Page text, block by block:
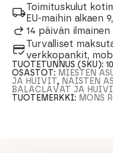
Merinovilla
Balaclava
määrä
Toimituskulut
EU-maihin alkaen
14 päivän
Turvalliset
verkkopankit,
TUOTETUNNUS (SKU):
OSASTOT: MIESTEN
JA HUIVIT, NAISTEN
BALACLAVAT JA
TUOTEMERKKI: MONS